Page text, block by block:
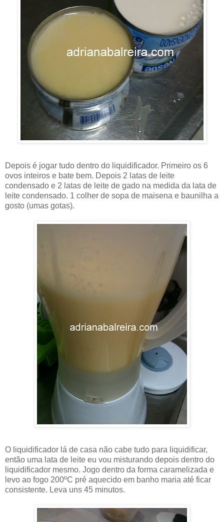
Depois é jogar tudo dentro do liquidificador. Primeiro os 6
ovos inteiros e bate bem. Depois 2 latas de leite
condensado e 2 latas de leite de gado na medida da lata de
leite condensado. 1 colher de sopa de maisena e baunilha a
gosto (umas gotas).
O liquidificador lá de casa não cabe tudo para liquidificar,
então uma lata de leite eu vou misturando depois dentro do
liquidificador mesmo. Jogo dentro da forma caramelizada e
levo ao fogo 200ºC pré aquecido em banho maria até ficar
consistente. Leva uns 45 minutos.